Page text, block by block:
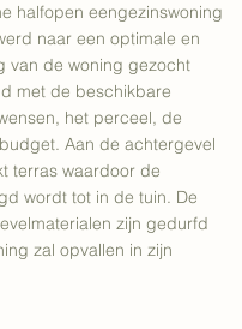
halfopen eengezinswoning
naar een optimale en
van de woning gezocht
met de beschikbare
het perceel, de
Aan de achtergevel
terras waardoor de
wordt tot in de tuin. De
zijn gedurfd
zal opvallen in zijn